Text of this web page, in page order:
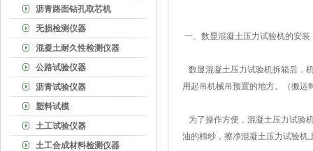
沥青路面钻孔取芯机
无损检测仪器
混凝土耐久性检测仪器
公路试验仪器
沥青试验仪器
塑料试模
土工试验仪器
土工合成材料检测仪器
一、数显混凝土压力试验机的安装
数显混凝土压力试验机拆箱后，
用起吊机械吊预置的地方。（搬运
为了操作方便，混凝土压力试验
油的棉纱，擦净混凝土压力试验机